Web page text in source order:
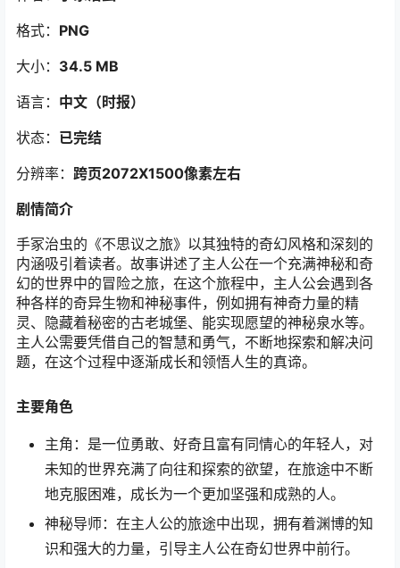
格式： PNG
大小： 34.5 MB
语言： 中文（时报）
状态： 已完结
分辨率： 跨页2072X1500像素左右
剧情简介
手冢治虫的《不思议之旅》以其独特的奇幻风格和深刻的
内涵吸引着读者。故事讲述了主人公在一个充满神秘和奇
幻的世界中的冒险之旅，在这个旅程中，主人公会遇到各
种各样的奇异生物和神秘事件，例如拥有神奇力量的精
灵、隐藏着秘密的古老城堡、能实现愿望的神秘泉水等。
主人公需要凭借自己的智慧和勇气，不断地探索和解决问
题，在这个过程中逐渐成长和领悟人生的真谛。
主要角色
主角：是一位勇敢、好奇且富有同情心的年轻人，对
未知的世界充满了向往和探索的欲望，在旅途中不断
地克服困难，成长为一个更加坚强和成熟的人。
神秘导师：在主人公的旅途中出现，拥有着渊博的知
识和强大的力量，引导主人公在奇幻世界中前行。